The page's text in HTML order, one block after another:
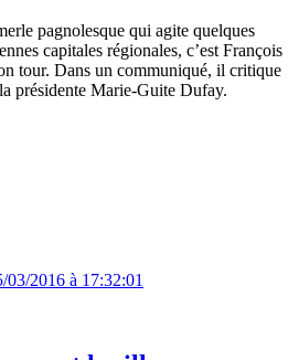
pagnolesque qui agite quelques
capitales régionales, c’est François
tour. Dans un communiqué, il critique
présidente Marie-Guite Dufay.
03/2016 à 17:32:01